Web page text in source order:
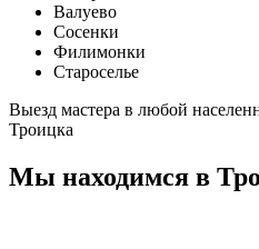
Валуево
Сосенки
Филимонки
Староселье
Выезд мастера в любой
Троицка
Мы находимся в